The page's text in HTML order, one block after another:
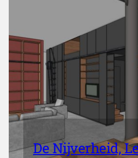
De Nijverheid,